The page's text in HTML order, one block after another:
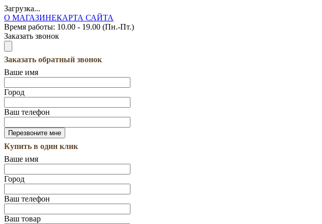
Загрузка...
О МАГАЗИНЕКАРТА САЙТА
Время работы: 10.00 - 19.00 (Пн.-Пт.)
Заказать звонок
Заказать обратный звонок
Ваше имя
Город
Ваш телефон
Купить в один клик
Ваше имя
Город
Ваш телефон
Ваш товар